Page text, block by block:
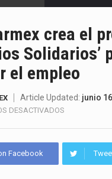
crea el
Solidarios’
el empleo
Article Updated: junio
DESACTIVADOS
EL
Facebook